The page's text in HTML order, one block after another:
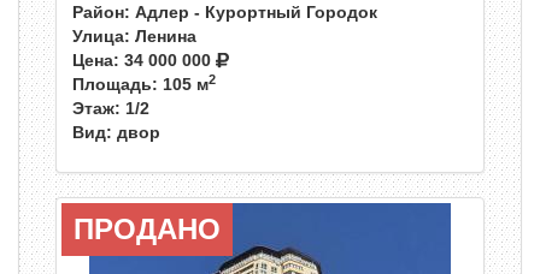
Район: Адлер - Курортный Городок
Улица: Ленина
Цена: 34 000 000
Площадь: 105 м2
Этаж: 1/2
Вид: двор
ПРОДАНО